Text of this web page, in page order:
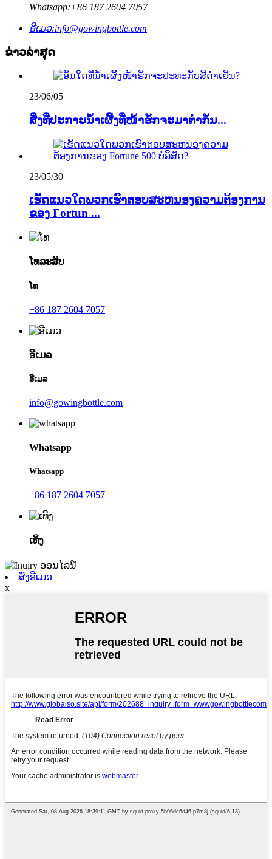
Whatsapp:+86 187 2604 7057
ອີເມວ:info@gowingbottle.com
ຂ່າວ​ລ່າ​ສຸດ
23/06/05
ສິ່ງ​ທີ່​ປະກາຍ​ນ້ຳ​ເຜີ້ງ​ທີ່​ໜ້າ​ຮັກ​ຈະ​ມາ​ຕຳ​ກັນ...
23/05/30
ເຮັດແນວໃດພວກເຮົາຕອບສະຫນອງຄວາມຕ້ອງການ
ຂອງ Fortun ...
ໂທລະສັບ
ໂທ
+86 187 2604 7057
ອີເມລ
ອີເມລ
info@gowingbottle.com
Whatsapp
Whatsapp
+86 187 2604 7057
ເທິງ
ສົ່ງອີເມວ
x